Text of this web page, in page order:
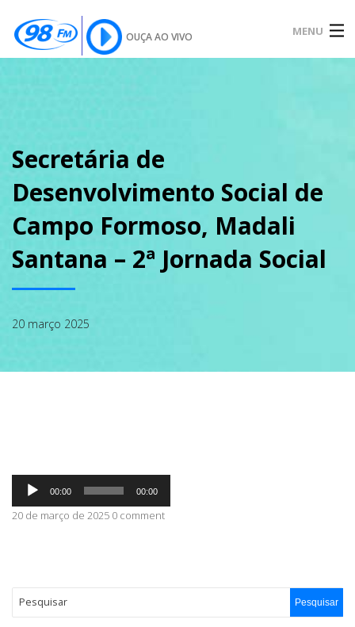
OUÇA AO VIVO MENU
SOBRE
PODCAST
GALERIA
Secretária de
Desenvolvimento Social de
Campo Formoso, Madali
Santana – 2ª Jornada Social
20 março 2025
Tocador
áudio
00:00 00:00
20 de março de 2025 0 comment